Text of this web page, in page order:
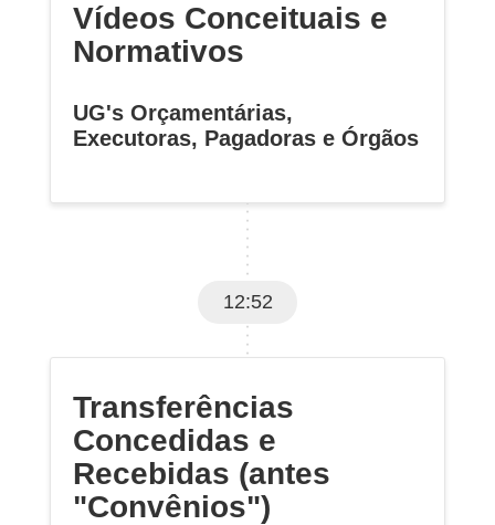
Vídeos Conceituais e
Normativos
UG's Orçamentárias,
Executoras, Pagadoras e Órgãos
12:52
Transferências
Concedidas e
Recebidas (antes
"Convênios")